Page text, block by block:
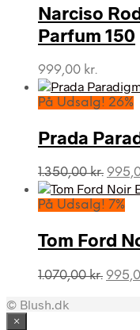
var:
Narciso
Parfum 150
999,00 kr.
På Udsalg! 26%
Prada
1.350,00kr. Den
pris
På Udsalg! 7%
Tom Ford
1.070,00kr. Den
© Blush.dk
×